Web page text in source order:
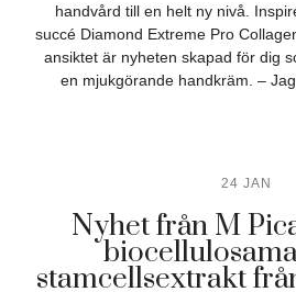
handvård till en helt ny nivå.
succé Diamond Extreme Pro
ansiktet är nyheten skapad för dig
en mjukgörande handkräm. –
24 JAN
Nyhet från M
stamcellsextrakt